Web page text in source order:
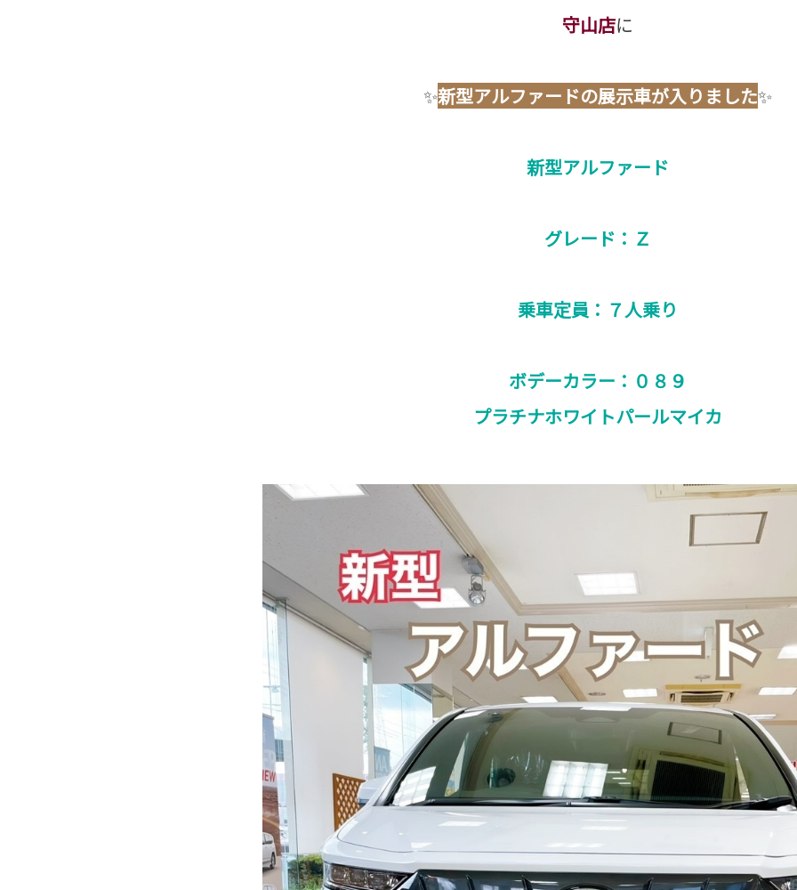
守山店に
✨新型アルファードの展示車が入りました✨
新型アルファード
グレード：Ｚ
乗車定員：７人乗り
ボデーカラー：０８９
プラチナホワイトパールマイカ